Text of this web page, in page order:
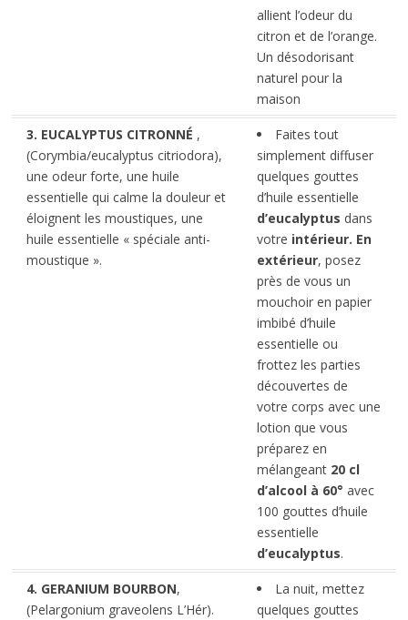
allient l’odeur du
citron et de l’orange.
Un désodorisant
naturel pour la
maison
3. EUCALYPTUS CITRONNÉ ,
(Corymbia/eucalyptus citriodora),
une odeur forte, une huile
essentielle qui calme la douleur et
éloignent les moustiques, une
huile essentielle « spéciale anti-
moustique ».
Faites tout
simplement diffuser
quelques gouttes
d’huile essentielle
d’eucalyptus dans
votre intérieur. En
extérieur, posez
près de vous un
mouchoir en papier
imbibé d’huile
essentielle ou
frottez les parties
découvertes de
votre corps avec une
lotion que vous
préparez en
mélangeant 20 cl
d’alcool à 60° avec
100 gouttes d’huile
essentielle
d’eucalyptus.
4. GERANIUM BOURBON,
(Pelargonium graveolens L’Hér).
La nuit, mettez
quelques gouttes